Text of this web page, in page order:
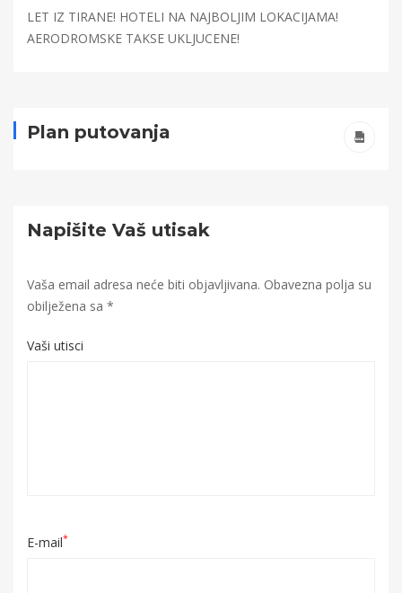
03-
28T13:16:15+00:00
LET IZ TIRANE! HOTELI NA NAJBOLJIM LOKACIJAMA!
AERODROMSKE TAKSE UKLJUCENE!
Plan putovanja
Napišite Vaš utisak
Vaša email adresa neće biti objavljivana. Obavezna polja su
obilježena sa *
Vaši utisci
E-mail*